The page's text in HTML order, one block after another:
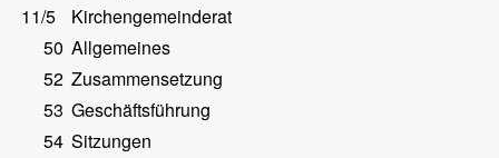
11/5
Kirchengemeinderat
50 Allgemeines
52 Zusammensetzung
53 Geschäftsführung
54 Sitzungen